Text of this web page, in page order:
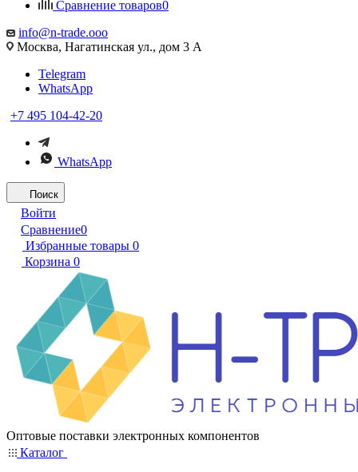
Сравнение товаров0
info@n-trade.ooo
Москва, Нагатинская ул., дом 3 А
Telegram
WhatsApp
+7 495 104-42-20
WhatsApp
Поиск
Войти
Сравнение0
Избранные товары 0
Корзина 0
Оптовые поставки электронных компонентов
Каталог